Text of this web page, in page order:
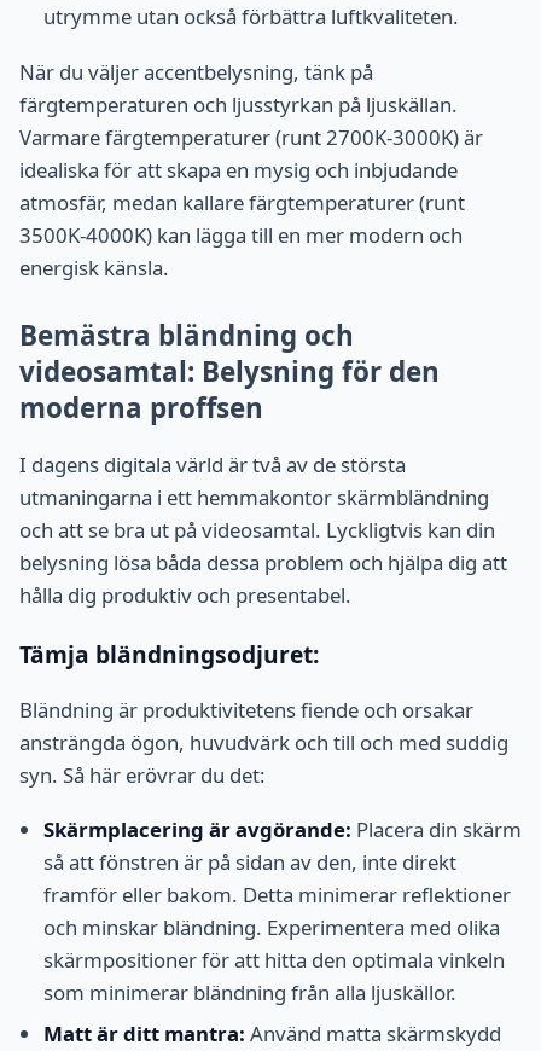
utrymme utan också förbättra luftkvaliteten.
När du väljer accentbelysning, tänk på
färgtemperaturen och ljusstyrkan på ljuskällan.
Varmare färgtemperaturer (runt 2700K-3000K) är
idealiska för att skapa en mysig och inbjudande
atmosfär, medan kallare färgtemperaturer (runt
3500K-4000K) kan lägga till en mer modern och
energisk känsla.
Bemästra bländning och
videosamtal: Belysning för den
moderna proffsen
I dagens digitala värld är två av de största
utmaningarna i ett hemmakontor skärmbländning
och att se bra ut på videosamtal. Lyckligtvis kan din
belysning lösa båda dessa problem och hjälpa dig att
hålla dig produktiv och presentabel.
Tämja bländningsodjuret:
Bländning är produktivitetens fiende och orsakar
ansträngda ögon, huvudvärk och till och med suddig
syn. Så här erövrar du det:
Skärmplacering är avgörande: Placera din skärm
så att fönstren är på sidan av den, inte direkt
framför eller bakom. Detta minimerar reflektioner
och minskar bländning. Experimentera med olika
skärmpositioner för att hitta den optimala vinkeln
som minimerar bländning från alla ljuskällor.
Matt är ditt mantra: Använd matta skärmskydd